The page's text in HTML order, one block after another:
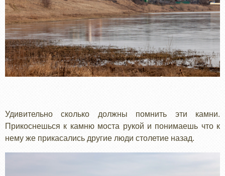
Удивительно сколько должны помнить эти камни.
Прикоснешься к камню моста рукой и понимаешь что к
нему же прикасались другие люди столетие назад.